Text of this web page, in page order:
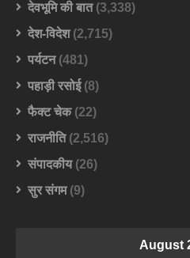
देवभूमि की बात(3,338)
देश-विदेश(2,715)
पर्यटन(481)
पहाड़ी रसोई(8)
फैक्ट चेक(22)
राजनीति(2,516)
संपादकीय(26)
सुर संगम(9)
August